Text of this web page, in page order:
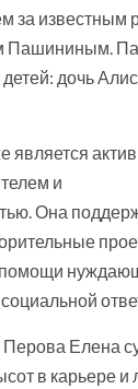
за известным
Пашининым.
дочь
является
и
Она
помощи
Елена
в карьере и